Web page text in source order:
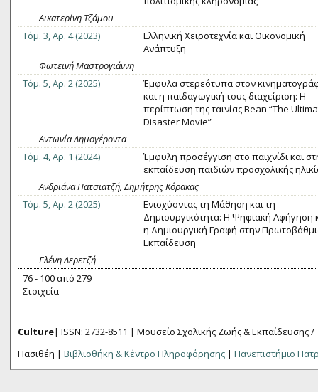
Αικατερίνη Τζάμου
Τόμ. 3, Αρ. 4 (2023)
Ελληνική Χειροτεχνία και Οικονομική
Ανάπτυξη
Φωτεινή Μαστρογιάννη
Τόμ. 5, Αρ. 2 (2025)
Έμφυλα στερεότυπα στον
και η παιδαγωγική τους διαχείριση: H
περίπτωση της ταινίας Bean “The
Disaster Movie”
Αντωνία Δημογέροντα
Τόμ. 4, Αρ. 1 (2024)
Έμφυλη προσέγγιση στο παιχνίδι και
εκπαίδευση παιδιών προσχολικής
Ανδριάνα Πατσιατζή, Δημήτρης Κόρακας
Τόμ. 5, Αρ. 2 (2025)
Ενισχύοντας τη Μάθηση και τη
Δημιουργικότητα: Η Ψηφιακή Αφήγηση
η Δημιουργική Γραφή στην
Εκπαίδευση
Ελένη Δερετζή
76 - 100 από 279
Στοιχεία
Culture| ISSN: 2732-8511 | Μουσείο Σχολικής Ζωής & Εκπαίδευσης
Πασιθέη | Βιβλιοθήκη & Κέντρο Πληροφόρησης | Πανεπιστήμιο